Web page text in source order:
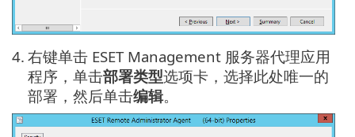
4. 右键单击 ESET Management 服务器代理应用
程序，单击部署类型选项卡，选择此处唯一的
部署，然后单击编辑。